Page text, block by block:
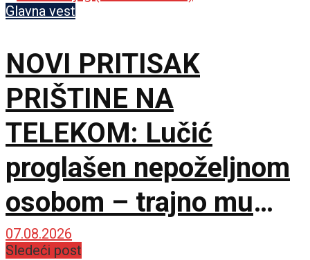
Glavna vest
NOVI PRITISAK
PRIŠTINE NA
TELEKOM: Lučić
proglašen nepoželjnom
osobom – trajno mu
zabranjen ulazak na
07.08.2026
Sledeći post